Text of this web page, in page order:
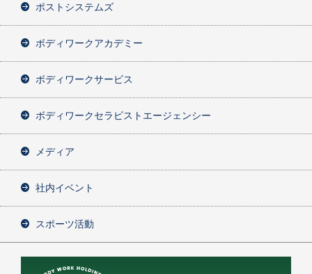
ポストシステムズ
ボディワークアカデミー
ボディワークサービス
ボディワークセラピストエージェンシー
メディア
社内イベント
スポーツ活動